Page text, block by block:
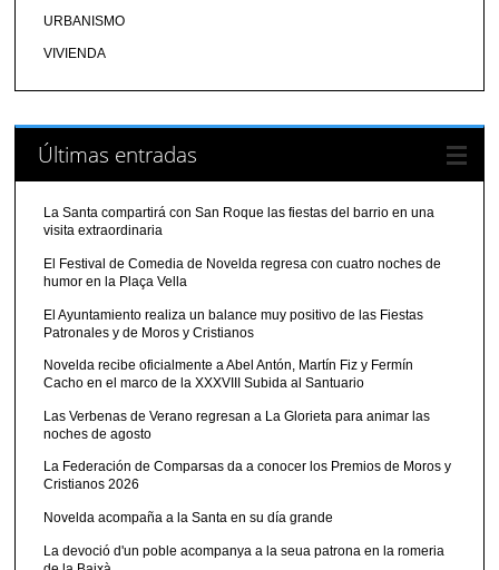
URBANISMO
VIVIENDA
Últimas entradas
La Santa compartirá con San Roque las fiestas del barrio en una
visita extraordinaria
El Festival de Comedia de Novelda regresa con cuatro noches de
humor en la Plaça Vella
El Ayuntamiento realiza un balance muy positivo de las Fiestas
Patronales y de Moros y Cristianos
Novelda recibe oficialmente a Abel Antón, Martín Fiz y Fermín
Cacho en el marco de la XXXVIII Subida al Santuario
Las Verbenas de Verano regresan a La Glorieta para animar las
noches de agosto
La Federación de Comparsas da a conocer los Premios de Moros y
Cristianos 2026
Novelda acompaña a la Santa en su día grande
La devoció d'un poble acompanya a la seua patrona en la romeria